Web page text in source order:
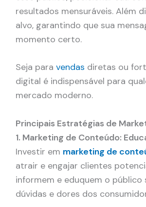
resultados mensuráveis. Além
alvo, garantindo que sua
momento certo.
Seja para vendas diretas ou
digital é indispensável para
mercado moderno.
Principais Estratégias de
1. Marketing de Conteúdo:
Investir em marketing de
atrair e engajar clientes
informem e eduquem o
dúvidas e dores dos